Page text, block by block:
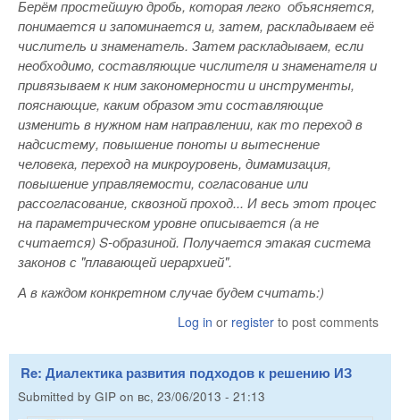
Берём простейшую дробь, которая легко объясняется,
понимается и запоминается и, затем, раскладываем её
числитель и знаменатель. Затем раскладываем, если
необходимо, составляющие числителя и знаменателя и
привязываем к ним закономерности и инструменты,
пояснающие, каким образом эти составляющие
изменить в нужном нам направлении, как то переход в
надсистему, повышение поноты и вытеснение
человека, переход на микроуровень, димамизация,
повышение управляемости, согласование или
рассогласование, сквозной проход... И весь этот процес
на параметрическом уровне описывается (а не
считается) S-образиной. Получается этакая система
законов с "плавающей иерархией".
А в каждом конкретном случае будем считать:)
Log in or register to post comments
Re: Диалектика развития подходов к решению ИЗ
Submitted by GIP on вс, 23/06/2013 - 21:13